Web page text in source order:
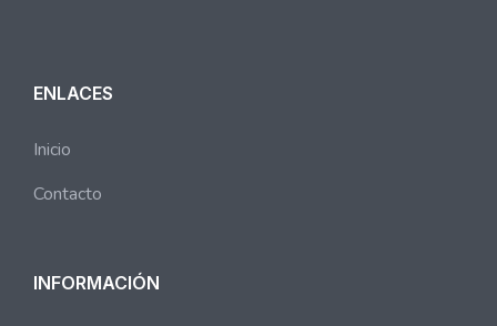
ENLACES
Inicio
Contacto
INFORMACIÓN